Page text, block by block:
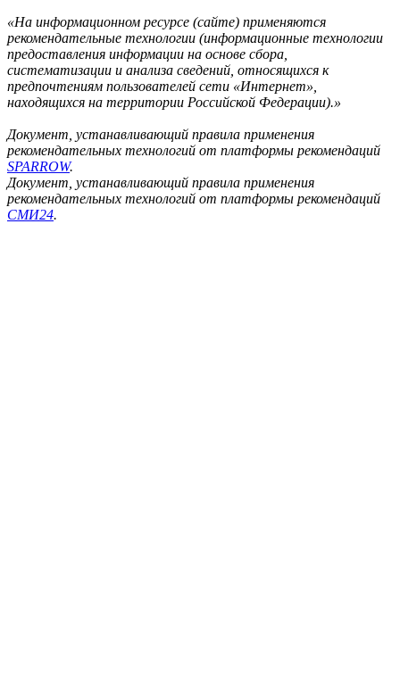
«На информационном ресурсе (сайте) применяются
рекомендательные технологии (информационные технологии
предоставления информации на основе сбора,
систематизации и анализа сведений, относящихся к
предпочтениям пользователей сети «Интернет»,
находящихся на территории Российской Федерации).»
Документ, устанавливающий правила применения
рекомендательных технологий от платформы рекомендаций
SPARROW.
Документ, устанавливающий правила применения
рекомендательных технологий от платформы рекомендаций
СМИ24.